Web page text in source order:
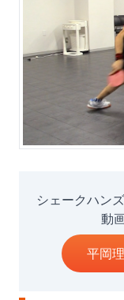
シェークハン
動
平岡